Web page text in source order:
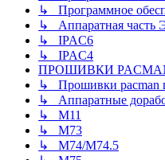
↳ Программное
↳ Аппаратная часть
↳ IPAC6
↳ IPAC4
ПРОШИВКИ
↳ Прошивки pacman
↳ Аппаратные
↳ M11
↳ М73
↳ М74/М74.5